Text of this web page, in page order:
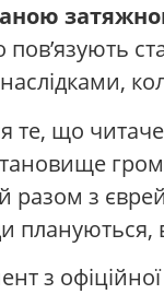
те, що
разом з
плануються,
з